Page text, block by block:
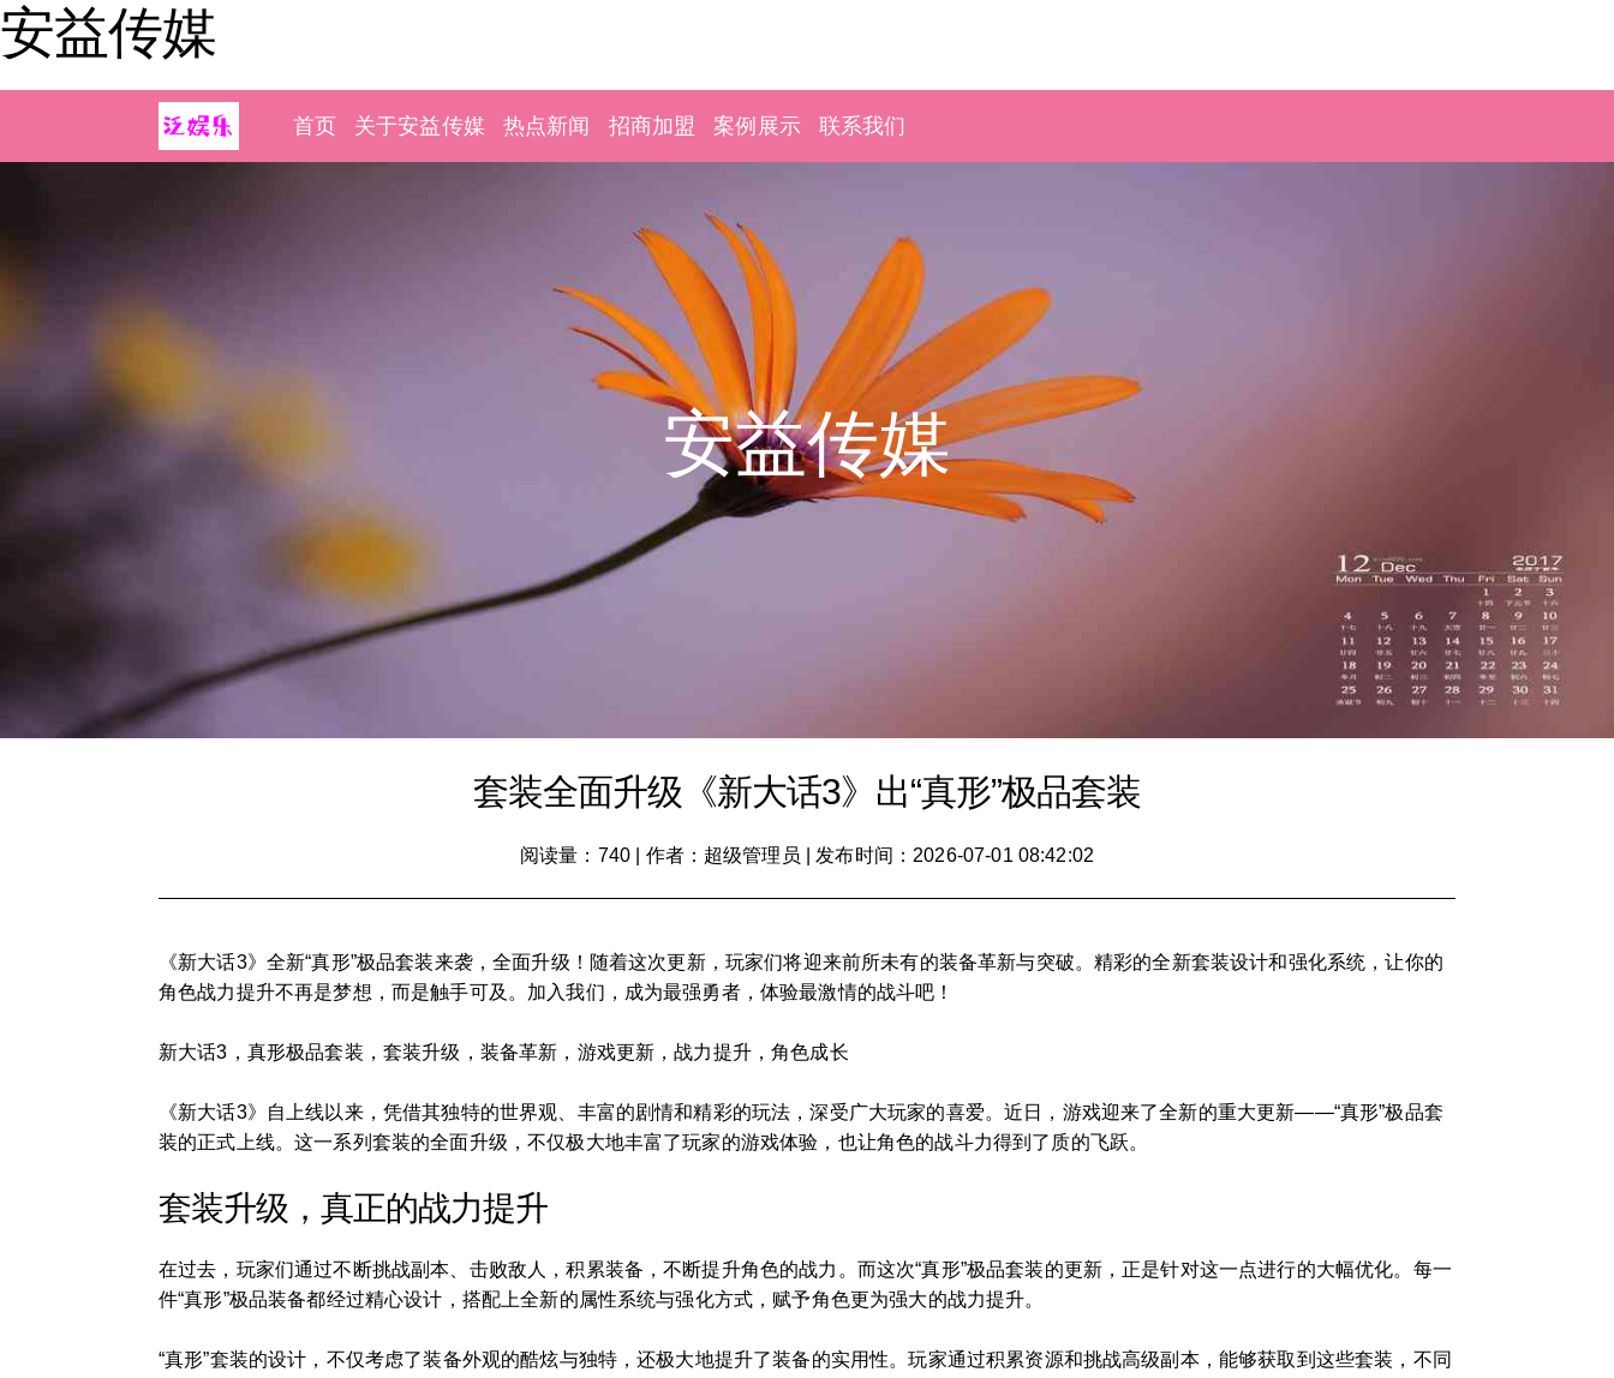
安益传媒
首页 关于安益传媒 热点新闻 招商加盟 案例展示 联系我们
安益传媒
套装全面升级《新大话3》出“真形”极品套装
阅读量：740 作者：超级管理员 发布时间：2026-07-01 08:42:02
《新大话3》全新“真形”极品套装来袭，全面升级！随着这次更新，玩家们将迎来前所未有的装备革新与突破。精彩的全新套装设计和强化系统，让你的
角色战力提升不再是梦想，而是触手可及。加入我们，成为最强勇者，体验最激情的战斗吧！
新大话3，真形极品套装，套装升级，装备革新，游戏更新，战力提升，角色成长
《新大话3》自上线以来，凭借其独特的世界观、丰富的剧情和精彩的玩法，深受广大玩家的喜爱。近日，游戏迎来了全新的重大更新——“真形”极品套
装的正式上线。这一系列套装的全面升级，不仅极大地丰富了玩家的游戏体验，也让角色的战斗力得到了质的飞跃。
套装升级，真正的战力提升
在过去，玩家们通过不断挑战副本、击败敌人，积累装备，不断提升角色的战力。而这次“真形”极品套装的更新，正是针对这一点进行的大幅优化。每一
件“真形”极品装备都经过精心设计，搭配上全新的属性系统与强化方式，赋予角色更为强大的战力提升。
“真形”套装的设计，不仅考虑了装备外观的酷炫与独特，还极大地提升了装备的实用性。玩家通过积累资源和挑战高级副本，能够获取到这些套装，不同